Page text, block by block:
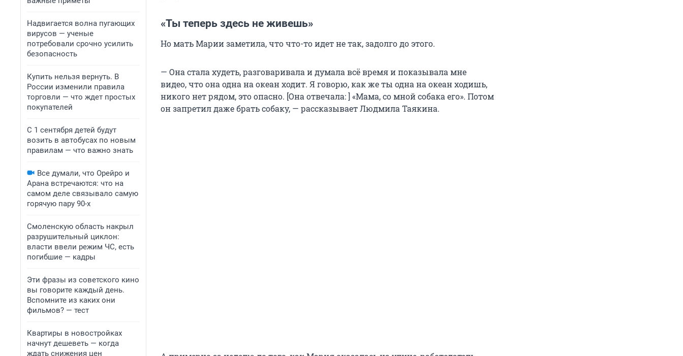
Надвигается волна пугающих
вирусов — ученые
потребовали срочно усилить
безопасность
Купить нельзя вернуть. В
России изменили правила
торговли — что ждет простых
покупателей
С 1 сентября детей будут
возить в автобусах по новым
правилам — что важно знать
Все думали, что Орейро и
Арана встречаются: что на
самом деле связывало самую
горячую пару 90-х
Смоленскую область накрыл
разрушительный циклон:
власти ввели режим ЧС, есть
погибшие — кадры
Эти фразы из советского кино
вы говорите каждый день.
Вспомните из каких они
фильмов? — тест
Квартиры в новостройках
начнут дешеветь — когда
ждать снижения цен
«Ты теперь здесь не живешь»
Но мать Марии заметила, что что-то идет не так, задолго до этого.
— Она стала худеть, разговаривала и думала всё время и показывала мне
видео, что она одна на океан ходит. Я говорю, как же ты одна на океан ходишь,
никого нет рядом, это опасно. [Она отвечала: ] «Мама, со мной собака его». Потом
он запретил даже брать собаку, — рассказывает Людмила Таякина.